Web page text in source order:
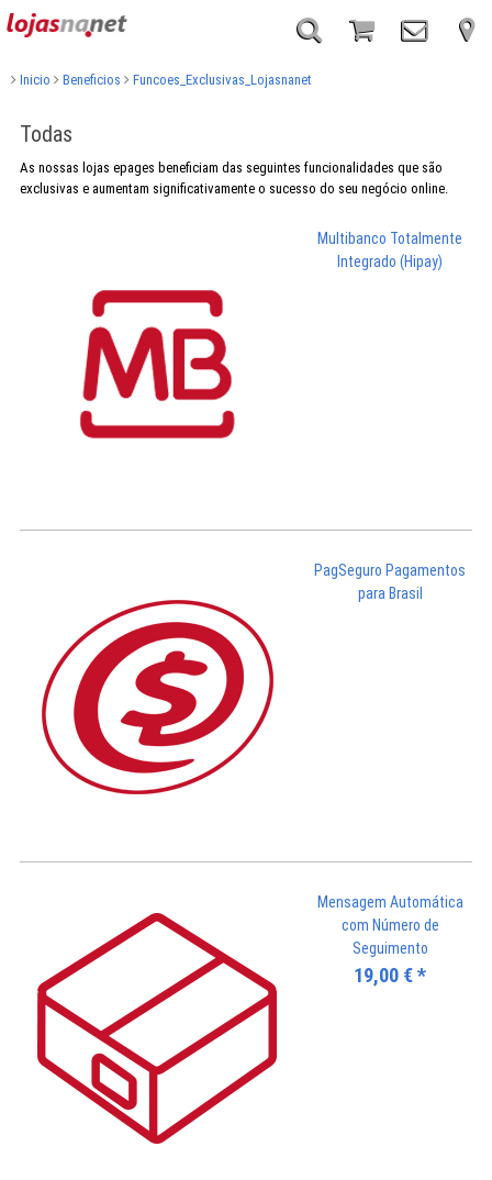
Inicio Beneficios Funcoes_Exclusivas_Lojasnanet
Todas
As nossas lojas epages beneficiam das seguintes funcionalidades que são
exclusivas e aumentam significativamente o sucesso do seu negócio online.
Multibanco Totalmente
Integrado (Hipay)
PagSeguro Pagamentos
para Brasil
Mensagem Automática
com Número de
Seguimento
19,00 €*